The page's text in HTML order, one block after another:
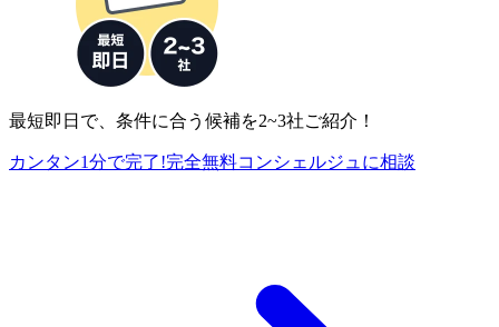
最短即日で、条件に合う候補を2~3社ご紹介！
カンタン1分で完了!完全無料コンシェルジュに相談